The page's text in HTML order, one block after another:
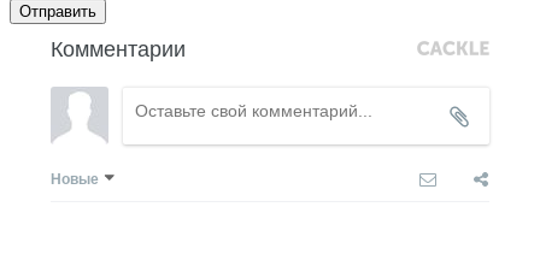
Отправить
Комментарии
Новые